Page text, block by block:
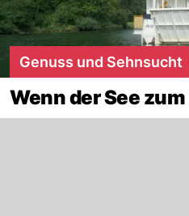
Genuss und Sehnsucht
Wenn der See